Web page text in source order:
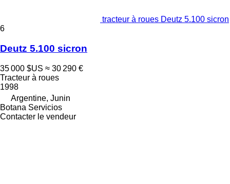
tracteur à roues Deutz 5.100 sicron
6
Deutz 5.100 sicron
35 000 $US ≈ 30 290 €
Tracteur à roues
1998
Argentine, Junin
Botana Servicios
Contacter le vendeur